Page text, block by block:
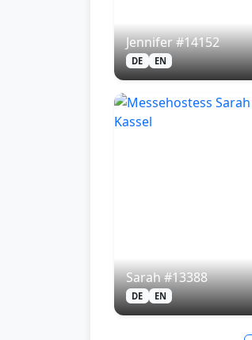
Jennifer #14152
DE EN
Sarah #13388
DE EN